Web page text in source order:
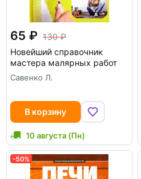
65
130
Новейший справочник
мастера малярных работ
Савенко Л.
В корзину
10 августа (Пн)
-50%